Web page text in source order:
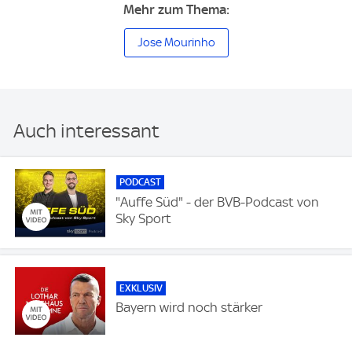
Mehr zum Thema:
Jose Mourinho
Auch interessant
PODCAST
"Auffe Süd" - der BVB-Podcast von
Sky Sport
EXKLUSIV
Bayern wird noch stärker